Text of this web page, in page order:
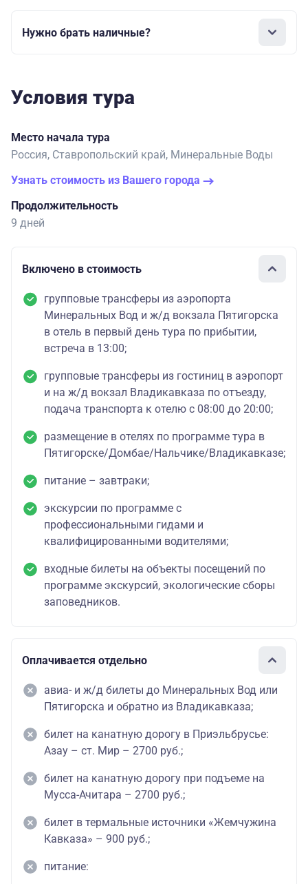
Нужно брать наличные?
Условия тура
Место начала тура
Россия, Ставропольский край, Минеральные Воды
Узнать стоимость из Вашего города
Продолжительность
9 дней
Включено в стоимость
групповые трансферы из аэропорта
Минеральных Вод и ж/д вокзала Пятигорска
в отель в первый день тура по прибытии,
встреча в 13:00;
групповые трансферы из гостиниц в аэропорт
и на ж/д вокзал Владикавказа по отъезду,
подача транспорта к отелю с 08:00 до 20:00;
размещение в отелях по программе тура в
Пятигорске/Домбае/Нальчике/Владикавказе;
питание – завтраки;
экскурсии по программе с
профессиональными гидами и
квалифицированными водителями;
входные билеты на объекты посещений по
программе экскурсий, экологические сборы
заповедников.
Оплачивается отдельно
авиа- и ж/д билеты до Минеральных Вод или
Пятигорска и обратно из Владикавказа;
билет на канатную дорогу в Приэльбрусье:
Азау – ст. Мир – 2700 руб.;
билет на канатную дорогу при подъеме на
Мусса-Ачитара – 2700 руб.;
билет в термальные источники «Жемчужина
Кавказа» – 900 руб.;
питание: